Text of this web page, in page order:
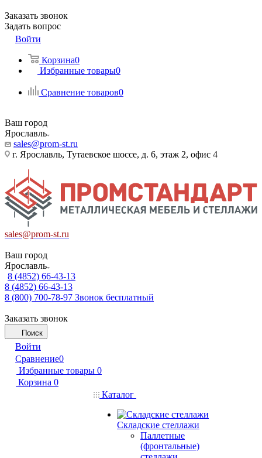
Заказать звонок
Задать вопрос
Войти
Корзина0
Избранные товары0
Сравнение товаров0
Ваш город
Ярославль
sales@prom-st.ru
г. Ярославль, Тутаевское шоссе, д. 6, этаж 2, офис 4
sales@prom-st.ru
Ваш город
Ярославль
8 (4852) 66-43-13
8 (4852) 66-43-13
8 (800) 700-78-97 Звонок бесплатный
Заказать звонок
Поиск
Войти
Сравнение0
Избранные товары 0
Корзина 0
Каталог
Складские стеллажи
Паллетные
(фронтальные)